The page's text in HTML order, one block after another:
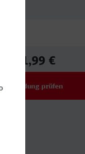
61,99 €
Verbindung prüfen